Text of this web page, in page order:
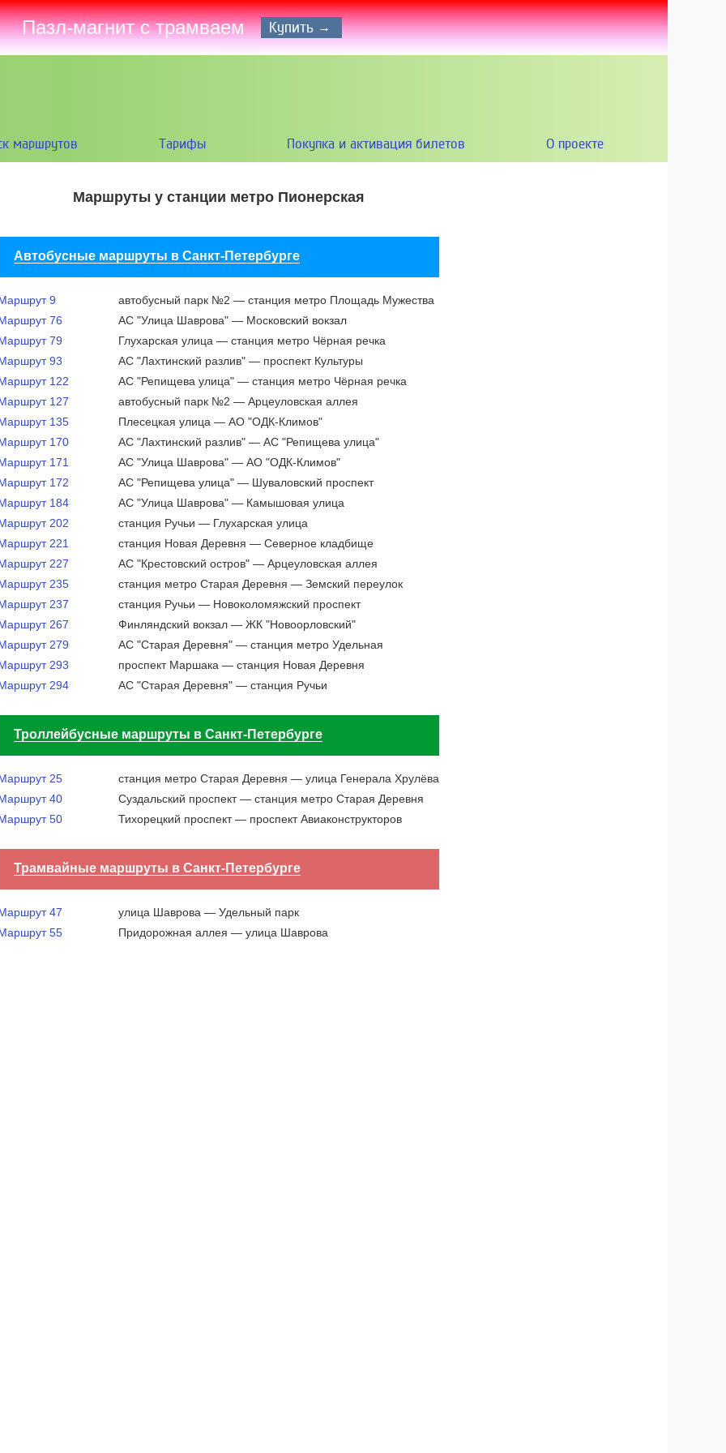
Пазл-магнит с трамваем Купить →
маршрутов Тарифы Покупка и активация билетов О проекте
Маршруты у станции метро Пионерская
Автобусные маршруты в Санкт-Петербурге
9
автобусный парк №2 — станция метро Площадь Мужества
76
АС "Улица Шаврова" — Московский вокзал
79
Глухарская улица — станция метро Чёрная речка
93
АС "Лахтинский разлив" — проспект Культуры
122
АС "Репищева улица" — станция метро Чёрная речка
127
автобусный парк №2 — Арцеуловская аллея
135
Плесецкая улица — АО "ОДК-Климов"
170
АС "Лахтинский разлив" — АС "Репищева улица"
171
АС "Улица Шаврова" — АО "ОДК-Климов"
172
АС "Репищева улица" — Шуваловский проспект
184
АС "Улица Шаврова" — Камышовая улица
202
станция Ручьи — Глухарская улица
221
станция Новая Деревня — Северное кладбище
227
АС "Крестовский остров" — Арцеуловская аллея
235
станция метро Старая Деревня — Земский переулок
237
станция Ручьи — Новоколомяжский проспект
267
Финляндский вокзал — ЖК "Новоорловский"
279
АС "Старая Деревня" — станция метро Удельная
293
проспект Маршака — станция Новая Деревня
294
АС "Старая Деревня" — станция Ручьи
Троллейбусные маршруты в Санкт-Петербурге
25
станция метро Старая Деревня — улица Генерала Хрулёва
40
Суздальский проспект — станция метро Старая Деревня
50
Тихорецкий проспект — проспект Авиаконструкторов
Трамвайные маршруты в Санкт-Петербурге
47
улица Шаврова — Удельный парк
55
Придорожная аллея — улица Шаврова